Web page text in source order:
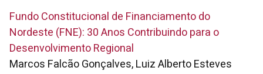
Fundo Constitucional de Financiamento do
Nordeste (FNE): 30 Anos Contribuindo para o
Desenvolvimento Regional
Marcos Falcão Gonçalves, Luiz Alberto Esteves